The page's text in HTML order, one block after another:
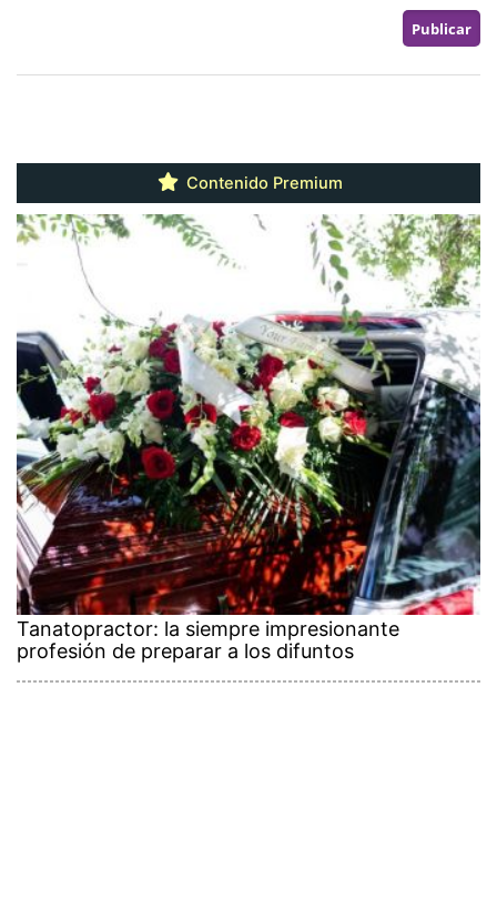
Contenido Premium
Tanatopractor: la siempre impresionante
profesión de preparar a los difuntos